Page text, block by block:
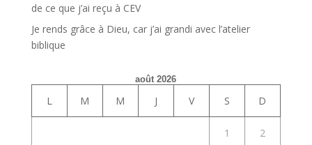
de ce que j’ai reçu à CEV
Je rends grâce à Dieu, car j’ai grandi avec l’atelier
biblique
août 2026
L M M J V S D
1 2